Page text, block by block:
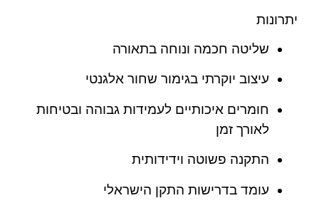
יתרונות
שליטה חכמה ונוחה בתאורה
עיצוב יוקרתי בגימור שחור אלגנטי
חומרים איכותיים לעמידות גבוהה ובטיחות
לאורך זמן
התקנה פשוטה וידידותית
עומד בדרישות התקן הישראלי